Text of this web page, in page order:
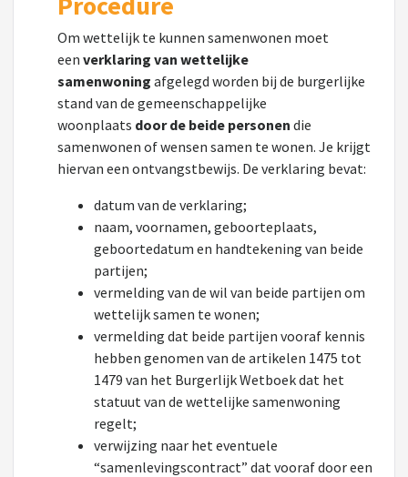
Om wettelijk te kunnen samenwonen moet
een verklaring van wettelijke
samenwoning afgelegd worden bij de burgerlijke
stand van de gemeenschappelijke
woonplaats door de beide personen die
samenwonen of wensen samen te wonen. Je krijgt
hiervan een ontvangstbewijs. De verklaring bevat:
datum van de verklaring;
naam, voornamen, geboorteplaats,
geboortedatum en handtekening van beide
partijen;
vermelding van de wil van beide partijen om
wettelijk samen te wonen;
vermelding dat beide partijen vooraf kennis
hebben genomen van de artikelen 1475 tot
1479 van het Burgerlijk Wetboek dat het
statuut van de wettelijke samenwoning
regelt;
verwijzing naar het eventuele
“samenlevingscontract” dat vooraf door een